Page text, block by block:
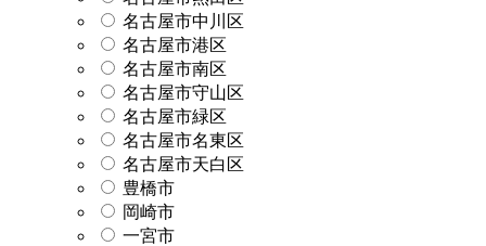
名古屋市中川区
名古屋市港区
名古屋市南区
名古屋市守山区
名古屋市緑区
名古屋市名東区
名古屋市天白区
豊橋市
岡崎市
一宮市